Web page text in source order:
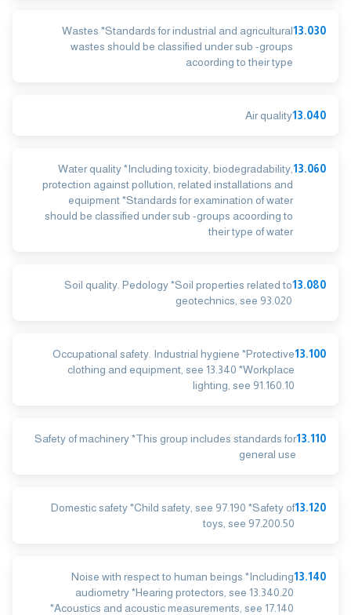
13.030
Wastes *Standards for industrial and agricultural
wastes should be classified under sub -groups
acoording to their type
13.040
Air quality
13.060
Water quality *Including toxicity, biodegradability,
protection against pollution, related installations and
equipment *Standards for examination of water
should be classified under sub -groups acoording to
their type of water
13.080
Soil quality. Pedology *Soil properties related to
geotechnics, see 93.020
13.100
Occupational safety. Industrial hygiene *Protective
clothing and equipment, see 13.340 *Workplace
lighting, see 91.160.10
13.110
Safety of machinery *This group includes standards for
general use
13.120
Domestic safety *Child safety, see 97.190 *Safety of
toys, see 97.200.50
13.140
Noise with respect to human beings *Including
audiometry *Hearing protectors, see 13.340.20
*Acoustics and acoustic measurements, see 17.140